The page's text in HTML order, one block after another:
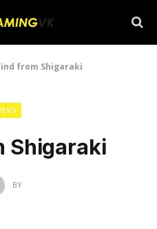
from Shigaraki
Shigaraki
BY